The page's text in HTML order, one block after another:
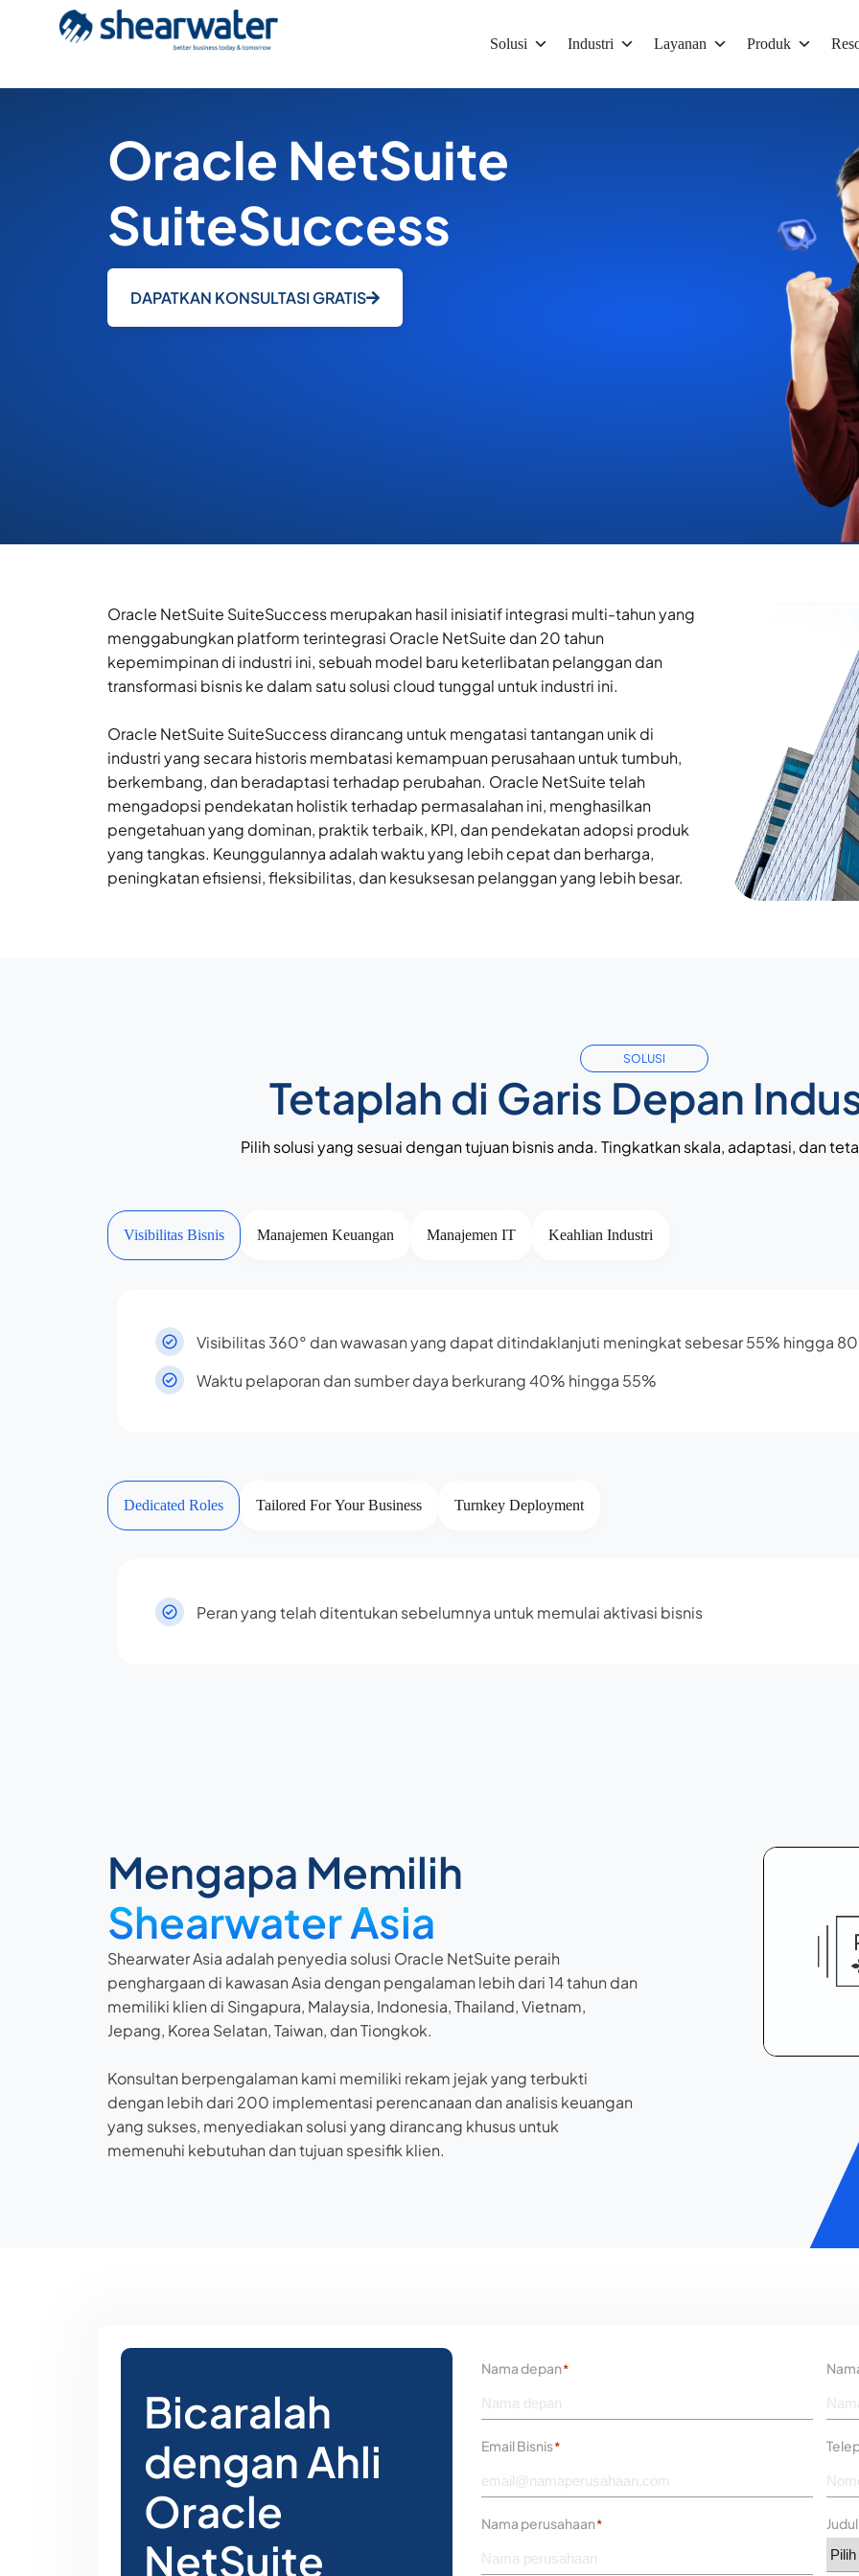
Solusi Industri Layanan Produk
Oracle NetSuite
SuiteSuccess
DAPATKAN KONSULTASI GRATIS
Oracle NetSuite SuiteSuccess merupakan hasil inisiatif integrasi multi-tahun yang
menggabungkan platform terintegrasi Oracle NetSuite dan 20 tahun
kepemimpinan di industri ini, sebuah model baru keterlibatan pelanggan dan
transformasi bisnis ke dalam satu solusi cloud tunggal untuk industri ini.
Oracle NetSuite SuiteSuccess dirancang untuk mengatasi tantangan unik di
industri yang secara historis membatasi kemampuan perusahaan untuk tumbuh,
berkembang, dan beradaptasi terhadap perubahan. Oracle NetSuite telah
mengadopsi pendekatan holistik terhadap permasalahan ini, menghasilkan
pengetahuan yang dominan, praktik terbaik, KPI, dan pendekatan adopsi produk
yang tangkas. Keunggulannya adalah waktu yang lebih cepat dan berharga,
peningkatan efisiensi, fleksibilitas, dan kesuksesan pelanggan yang lebih besar.
SOLUSI
Tetaplah di Garis Depan
Pilih solusi yang sesuai dengan tujuan bisnis anda. Tingkatkan skala, adaptasi, dan
Visibilitas Bisnis Manajemen Keuangan Manajemen IT Keahlian Industri
Visibilitas 360° dan wawasan yang dapat ditindaklanjuti meningkat sebesar 55% hingga
Waktu pelaporan dan sumber daya berkurang 40% hingga 55%
Dedicated Roles Tailored For Your Business Turnkey Deployment
Peran yang telah ditentukan sebelumnya untuk memulai aktivasi bisnis
Mengapa Memilih
Shearwater Asia
Shearwater Asia adalah penyedia solusi Oracle NetSuite peraih
penghargaan di kawasan Asia dengan pengalaman lebih dari 14 tahun dan
memiliki klien di Singapura, Malaysia, Indonesia, Thailand, Vietnam,
Jepang, Korea Selatan, Taiwan, dan Tiongkok.
Konsultan berpengalaman kami memiliki rekam jejak yang terbukti
dengan lebih dari 200 implementasi perencanaan dan analisis keuangan
yang sukses, menyediakan solusi yang dirancang khusus untuk
memenuhi kebutuhan dan tujuan spesifik klien.
Bicaralah
dengan Ahli
Oracle
NetSuite
Nama depan*
Email Bisnis*
Nama perusahaan*